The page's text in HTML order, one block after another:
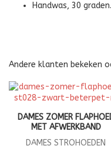
Handwas, 30 graden.
Andere klanten bekeken
DAMES ZOMER
MET AFWERKBAND
DAMES STROHOEDEN